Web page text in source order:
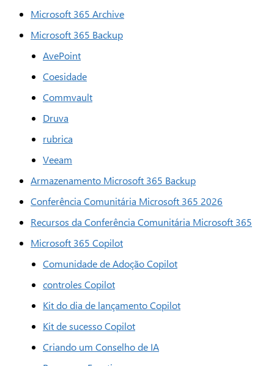
Microsoft 365 Archive
Microsoft 365 Backup
AvePoint
Coesidade
Commvault
Druva
rubrica
Veeam
Armazenamento Microsoft 365 Backup
Conferência Comunitária Microsoft 365 2026
Recursos da Conferência Comunitária Microsoft 365
Microsoft 365 Copilot
Comunidade de Adoção Copilot
controles Copilot
Kit do dia de lançamento Copilot
Kit de sucesso Copilot
Criando um Conselho de IA